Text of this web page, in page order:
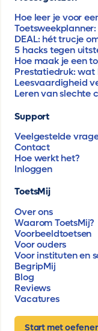
Hoe leer je voor
DEAL: hét trucje
5 hacks tegen
Hoe maak je een
Prestatiedruk: wat
Leesvaardigheid
Leren van slechte
Support
Veelgestelde
Contact
Hoe werkt het?
Inloggen
ToetsMij
Over ons
Waarom ToetsMij?
Voorbeeldtoetsen
Voor ouders
Voor instituten en
BegripMij
Blog
Reviews
Vacatures
Start met